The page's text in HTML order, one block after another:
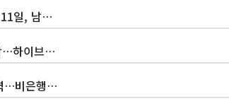
일, 남…
…하이브…
…비은행…